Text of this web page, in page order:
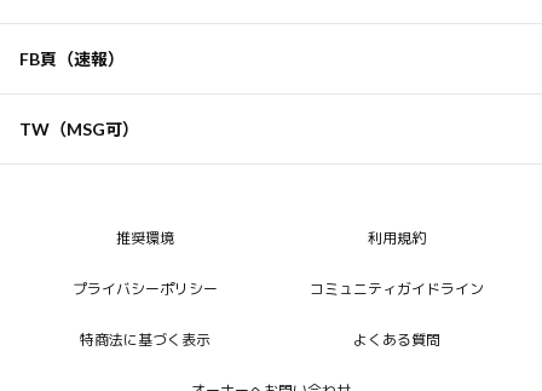
FB頁（速報）
TW（MSG可）
推奨環境 利用規約
プライバシーポリシー コミュニティガイドライン
特商法に基づく表示 よくある質問